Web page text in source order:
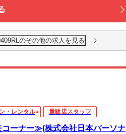
のその他の求人を見る
・レンタル 量販店スタッフ
ーナー≫(株式会社日本パーソナ